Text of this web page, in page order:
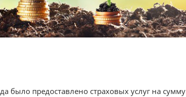
было предоставлено страховых услуг на